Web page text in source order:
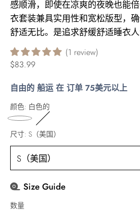
感顺滑，即使在凉爽的夜晚也能
衣套装兼具实用性和宽松版型，确
舒适无比。是追求舒缓舒适睡衣人
正
价
格
$83.99
1 review
自由的 船运 在 订单 75美元以上
颜色: 白色的
尺寸: S（美国）
Size Guide
数量